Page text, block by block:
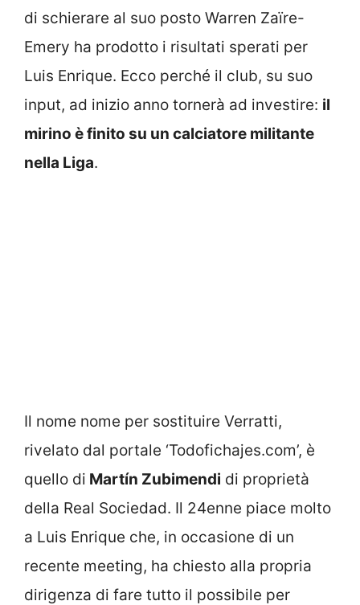
di schierare al suo posto Warren Zaïre-
Emery ha prodotto i risultati sperati per
Luis Enrique. Ecco perché il club, su suo
input, ad inizio anno tornerà ad investire: il
mirino è finito su un calciatore militante
nella Liga.
Il nome nome per sostituire Verratti,
rivelato dal portale ‘Todofichajes.com’, è
quello di Martín Zubimendi di proprietà
della Real Sociedad. Il 24enne piace molto
a Luis Enrique che, in occasione di un
recente meeting, ha chiesto alla propria
dirigenza di fare tutto il possibile per